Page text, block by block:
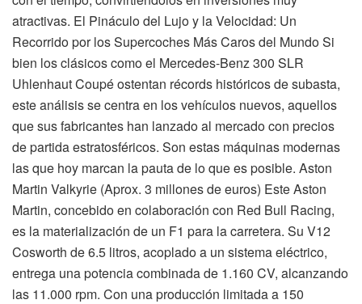
atractivas. El Pináculo del Lujo y la Velocidad: Un
Recorrido por los Supercoches Más Caros del Mundo Si
bien los clásicos como el Mercedes-Benz 300 SLR
Uhlenhaut Coupé ostentan récords históricos de subasta,
este análisis se centra en los vehículos nuevos, aquellos
que sus fabricantes han lanzado al mercado con precios
de partida estratosféricos. Son estas máquinas modernas
las que hoy marcan la pauta de lo que es posible. Aston
Martin Valkyrie (Aprox. 3 millones de euros) Este Aston
Martin, concebido en colaboración con Red Bull Racing,
es la materialización de un F1 para la carretera. Su V12
Cosworth de 6.5 litros, acoplado a un sistema eléctrico,
entrega una potencia combinada de 1.160 CV, alcanzando
las 11.000 rpm. Con una producción limitada a 150